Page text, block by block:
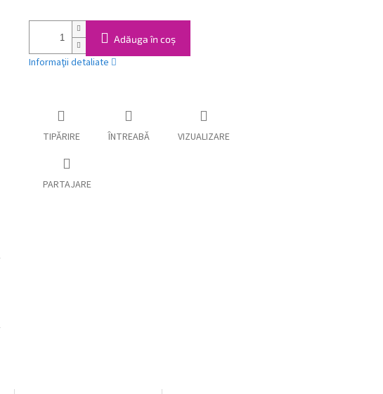
Adăuga în coş
Informaţii detaliate
TIPĂRIRE ÎNTREABĂ VIZUALIZARE
PARTAJARE